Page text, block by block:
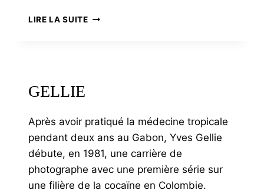
LIRE LA SUITEBALANÇA
GELLIE
Après avoir pratiqué la médecine tropicale
pendant deux ans au Gabon, Yves Gellie
débute, en 1981, une carrière de
photographe avec une première série sur
une filière de la cocaïne en Colombie.